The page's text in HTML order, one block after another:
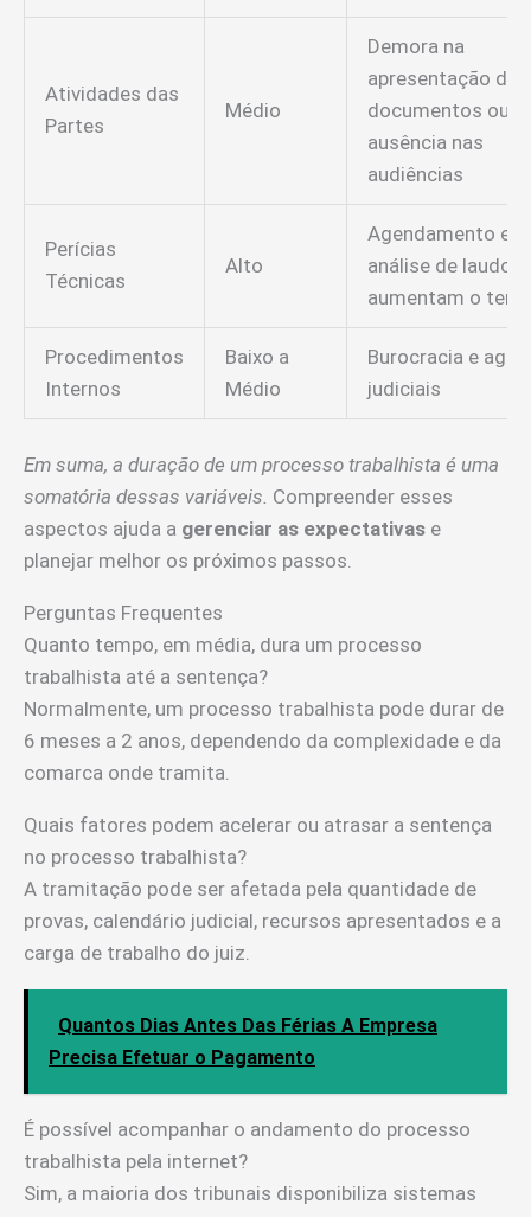
Atividades das
Partes
Médio
Demora na
apresentação de
documentos ou
ausência nas
audiências
Perícias
Técnicas
Alto
Agendamento e
análise de laudos
aumentam o
Procedimentos
Internos
Baixo a
Médio
Burocracia e
judiciais
Em suma, a duração de um processo trabalhista é uma
somatória dessas variáveis. Compreender esses
aspectos ajuda a gerenciar as expectativas e
planejar melhor os próximos passos.
Perguntas Frequentes
Quanto tempo, em média, dura um processo
trabalhista até a sentença?
Normalmente, um processo trabalhista pode durar de
6 meses a 2 anos, dependendo da complexidade e da
comarca onde tramita.
Quais fatores podem acelerar ou atrasar a sentença
no processo trabalhista?
A tramitação pode ser afetada pela quantidade de
provas, calendário judicial, recursos apresentados e a
carga de trabalho do juiz.
Quantos Dias Antes Das Férias A Empresa
Precisa Efetuar o Pagamento
É possível acompanhar o andamento do processo
trabalhista pela internet?
Sim, a maioria dos tribunais disponibiliza sistemas